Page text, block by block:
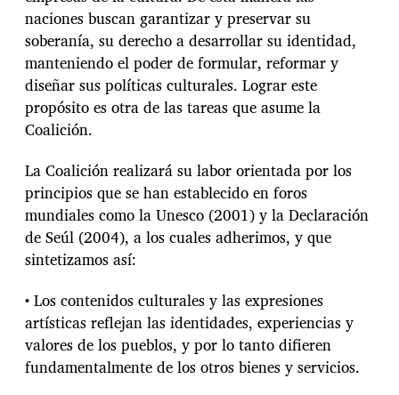
naciones buscan garantizar y preservar su
soberanía, su derecho a desarrollar su identidad,
manteniendo el poder de formular, reformar y
diseñar sus políticas culturales. Lograr este
propósito es otra de las tareas que asume la
Coalición.
La Coalición realizará su labor orientada por los
principios que se han establecido en foros
mundiales como la Unesco (2001) y la Declaración
de Seúl (2004), a los cuales adherimos, y que
sintetizamos así:
• Los contenidos culturales y las expresiones
artísticas reflejan las identidades, experiencias y
valores de los pueblos, y por lo tanto difieren
fundamentalmente de los otros bienes y servicios.